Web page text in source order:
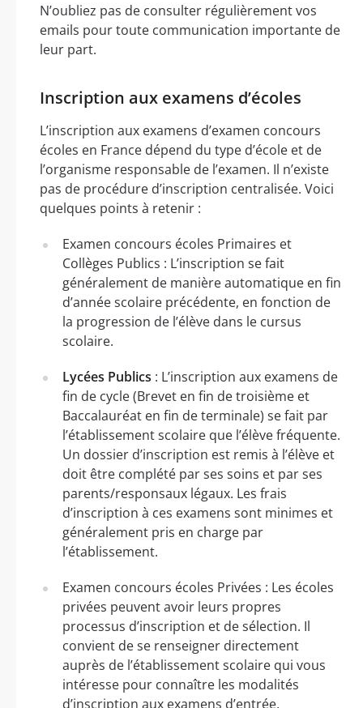
N’oubliez pas de consulter régulièrement vos
emails pour toute communication importante de
leur part.
Inscription aux examens d’écoles
L’inscription aux examens d’examen concours
écoles en France dépend du type d’école et de
l’organisme responsable de l’examen. Il n’existe
pas de procédure d’inscription centralisée. Voici
quelques points à retenir :
Examen concours écoles Primaires et
Collèges Publics : L’inscription se fait
généralement de manière automatique en fin
d’année scolaire précédente, en fonction de
la progression de l’élève dans le cursus
scolaire.
Lycées Publics : L’inscription aux examens de
fin de cycle (Brevet en fin de troisième et
Baccalauréat en fin de terminale) se fait par
l’établissement scolaire que l’élève fréquente.
Un dossier d’inscription est remis à l’élève et
doit être complété par ses soins et par ses
parents/responsaux légaux. Les frais
d’inscription à ces examens sont minimes et
généralement pris en charge par
l’établissement.
Examen concours écoles Privées : Les écoles
privées peuvent avoir leurs propres
processus d’inscription et de sélection. Il
convient de se renseigner directement
auprès de l’établissement scolaire qui vous
intéresse pour connaître les modalités
d’inscription aux examens d’entrée.